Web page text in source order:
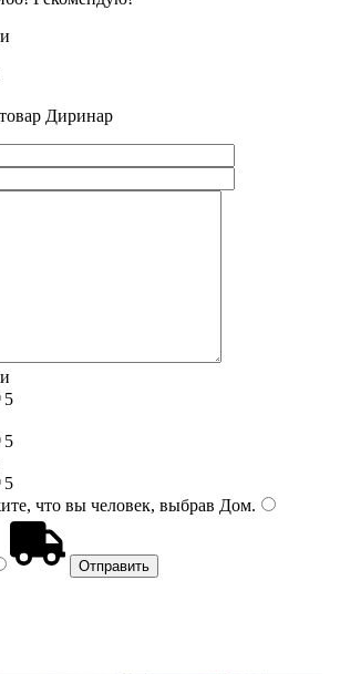
Диринар
5
5
5
что вы человек, выбрав Дом.